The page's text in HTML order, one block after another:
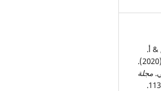
& أ.
صــلاح أبو القاسم مصباح خــشــيــبــة. (2020).
مجلة